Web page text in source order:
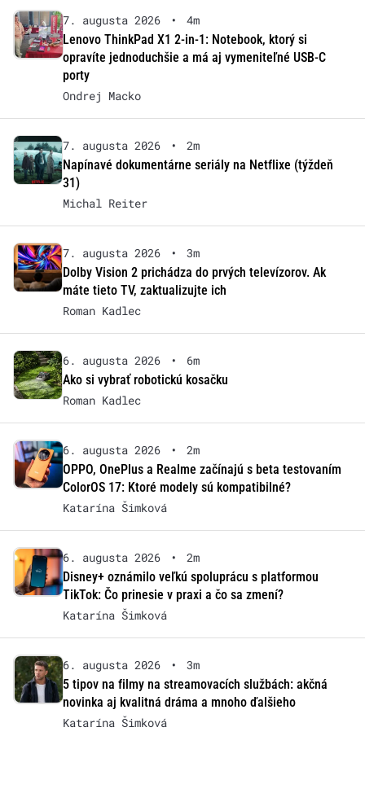
7. augusta 2026 •
4m
Lenovo ThinkPad X1 2-in-1: Notebook, ktorý si
opravíte jednoduchšie a má aj vymeniteľné USB-C
porty
Ondrej Macko
7. augusta 2026 •
2m
Napínavé dokumentárne seriály na Netflixe (týždeň
31)
Michal Reiter
7. augusta 2026 •
3m
Dolby Vision 2 prichádza do prvých televízorov. Ak
máte tieto TV, zaktualizujte ich
Roman Kadlec
6. augusta 2026 •
6m
Ako si vybrať robotickú kosačku
Roman Kadlec
6. augusta 2026 •
2m
OPPO, OnePlus a Realme začínajú s beta testovaním
ColorOS 17: Ktoré modely sú kompatibilné?
Katarína Šimková
6. augusta 2026 •
2m
Disney+ oznámilo veľkú spoluprácu s platformou
TikTok: Čo prinesie v praxi a čo sa zmení?
Katarína Šimková
6. augusta 2026 •
3m
5 tipov na filmy na streamovacích službách: akčná
novinka aj kvalitná dráma a mnoho ďalšieho
Katarína Šimková